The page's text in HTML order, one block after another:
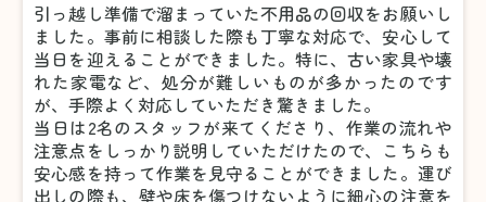
引っ越し準備で溜まっていた不用品の回収をお願いし
ました。事前に相談した際も丁寧な対応で、安心して
当日を迎えることができました。特に、古い家具や壊
れた家電など、処分が難しいものが多かったのです
が、手際よく対応していただき驚きました。
当日は2名のスタッフが来てくださり、作業の流れや
注意点をしっかり説明していただけたので、こちらも
安心感を持って作業を見守ることができました。運び
出しの際も、壁や床を傷つけないように細心の注意を